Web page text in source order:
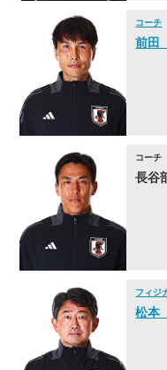
コーチ
前
コーチ
長
フィジ
松